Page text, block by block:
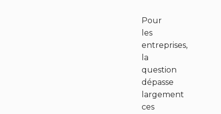
Pour
les
entreprises,
la
question
dépasse
largement
ces